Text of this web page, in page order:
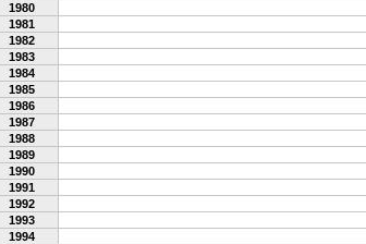
1980
1981
1982
1983
1984
1985
1986
1987
1988
1989
1990
1991
1992
1993
1994